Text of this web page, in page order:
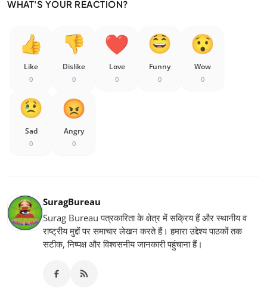
WHAT'S YOUR REACTION?
Like
0
Dislike
0
Love
0
Funny
0
Wow
0
Sad
0
Angry
0
SuragBureau
Surag Bureau पत्रकारिता के क्षेत्र में सक्रिय हैं और स्थानीय व
राष्ट्रीय मुद्दों पर समाचार लेखन करते हैं। हमारा उद्देश्य पाठकों तक
सटीक, निष्पक्ष और विश्वसनीय जानकारी पहुंचाना हैं।